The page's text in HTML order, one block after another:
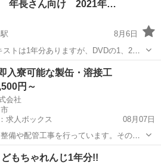
長さん向け 2021年…
8月6日
て確認していないので、一部画像飛び
キッズ用品
入寮可能な製缶・溶接工
円～
会社
求人ボックス
08月07日
備や配管工事を行っています。その中
作業(溶接・切断・架台等の製作)業務に
ます。 工場は大阪府吹田市芳野町。御
もちゃれんじ1年分!!